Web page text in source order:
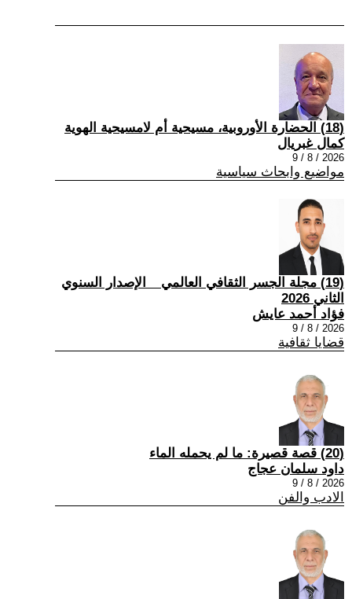
(18) الحضارة الأوروبية، مسيحية أم لامسيحية الهوية
كمال غبريال
2026 / 8 / 9
مواضيع وابحاث سياسية
(19) مجلة الجسر الثقافي العالمي _ الإصدار السنوي
الثاني 2026
فؤاد أحمد عايش
2026 / 8 / 9
قضايا ثقافية
(20) قصة قصيرة: ما لم يحمله الماء
داود سلمان عجاج
2026 / 8 / 9
الادب والفن